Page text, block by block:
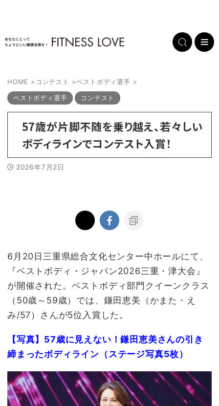
HOME > コンテスト >ベストボディ選手 >
ベストボディ選手 コンテスト
57歳が片脚不随を乗り越え、若々しい
ボディラインでコンテスト入賞！
2026年7月2日
6月20日三重県総合文化センター中ホールにて、
『ベストボディ・ジャパン2026三重・津大会』
が開催された。ベストボディ部門クイーンクラス
（50歳～59歳）では、鎌田恵美（かまた・え
み/57）さんが5位入賞した。
【写真】57歳に見えない！鎌田恵美さんの引き
締まったボディライン（ステージ写真5枚）